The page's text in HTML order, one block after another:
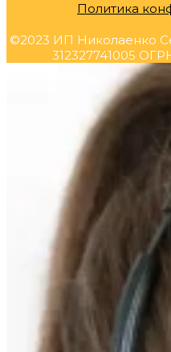
Политика
©2023 ИП Николаенко
312327741005